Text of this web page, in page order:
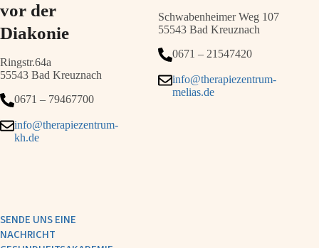
vor der
Diakonie
Ringstr.64a
55543 Bad Kreuznach
0671 – 79467700
info@therapiezentrum-
kh.de
Schwabenheimer Weg 107
55543 Bad Kreuznach
0671 – 21547420
info@therapiezentrum-
melias.de
SENDE UNS EINE
NACHRICHT